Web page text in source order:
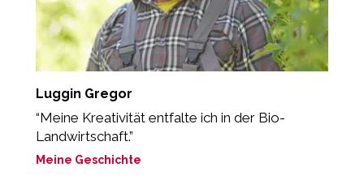
Luggin Gregor
“Meine Kreativität entfalte ich in der Bio-
Landwirtschaft.”
Meine Geschichte